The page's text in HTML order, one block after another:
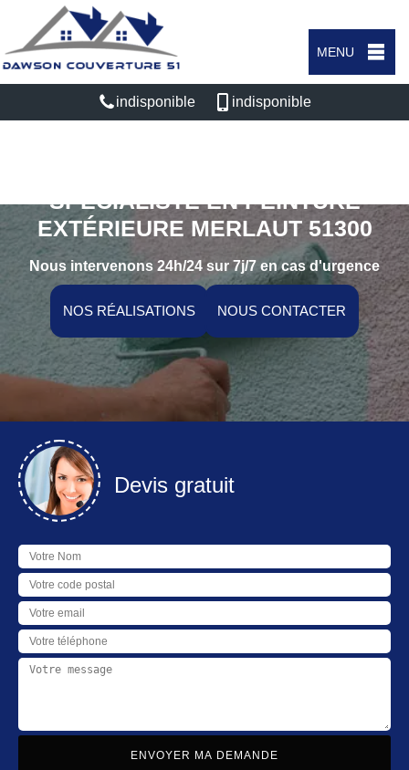
MENU
indisponible indisponible
SPÉCIALISTE EN PEINTURE
EXTÉRIEURE MERLAUT 51300
Nous intervenons 24h/24 sur 7j/7 en cas d'urgence
NOS RÉALISATIONS NOUS CONTACTER
Devis gratuit